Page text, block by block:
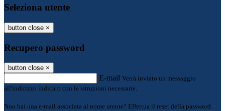
Seleziona utente
button close ×
Recupero password
button close ×
E-mail Verrà inviato un messaggio
all'indirizzo indicato con le istruzioni necessarie.
Non hai una e-mail associata al nome utente? Effettua il reset della password